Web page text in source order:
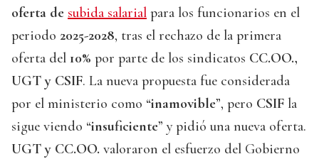
oferta de subida salarial para los funcionarios en el
periodo 2025-2028, tras el rechazo de la primera
oferta del 10% por parte de los sindicatos CC.OO.,
UGT y CSIF. La nueva propuesta fue considerada
por el ministerio como “inamovible”, pero CSIF la
sigue viendo “insuficiente” y pidió una nueva oferta.
UGT y CC.OO. valoraron el esfuerzo del Gobierno